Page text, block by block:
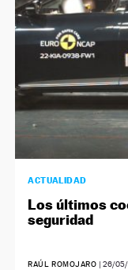
ACTUALIDAD
Los últimos
seguridad
RAÚL ROMOJARO |26/